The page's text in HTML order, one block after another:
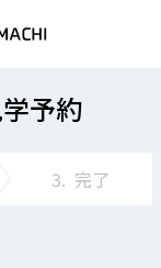
予約
3. 完了